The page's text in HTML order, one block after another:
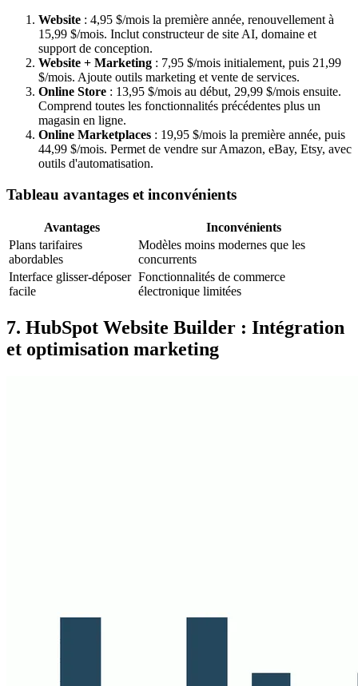
Website : 4,95 $/mois la première année, renouvellement à
15,99 $/mois. Inclut constructeur de site AI, domaine et
support de conception.
Website + Marketing : 7,95 $/mois initialement, puis 21,99
$/mois. Ajoute outils marketing et vente de services.
Online Store : 13,95 $/mois au début, 29,99 $/mois ensuite.
Comprend toutes les fonctionnalités précédentes plus un
magasin en ligne.
Online Marketplaces : 19,95 $/mois la première année, puis
44,99 $/mois. Permet de vendre sur Amazon, eBay, Etsy, avec
outils d'automatisation.
Tableau avantages et inconvénients
Avantages
Inconvénients
Plans tarifaires
abordables
Modèles moins modernes que les
concurrents
Interface glisser-déposer
facile
Fonctionnalités de commerce
électronique limitées
7. HubSpot Website Builder : Intégration
et optimisation marketing